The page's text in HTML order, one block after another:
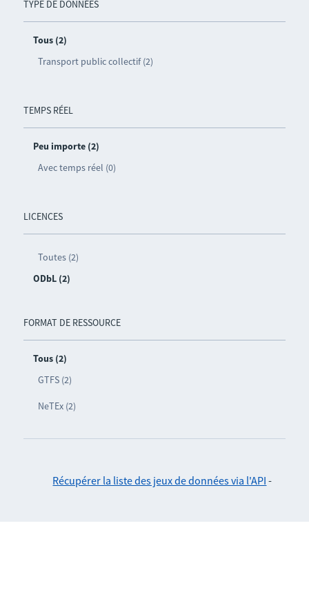
TYPE DE DONNÉES
Tous (2)
Transport public collectif (2)
TEMPS RÉEL
Peu importe (2)
Avec temps réel (0)
LICENCES
Toutes (2)
ODbL (2)
FORMAT DE RESSOURCE
Tous (2)
GTFS (2)
NeTEx (2)
Récupérer la liste des jeux de données via l'API -